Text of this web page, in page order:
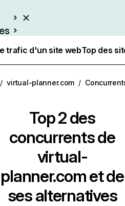
trafic d'un site webTop des
/ virtual-planner.com /
Top 2 des
concurrents de
virtual-
planner.com et de
ses alternatives